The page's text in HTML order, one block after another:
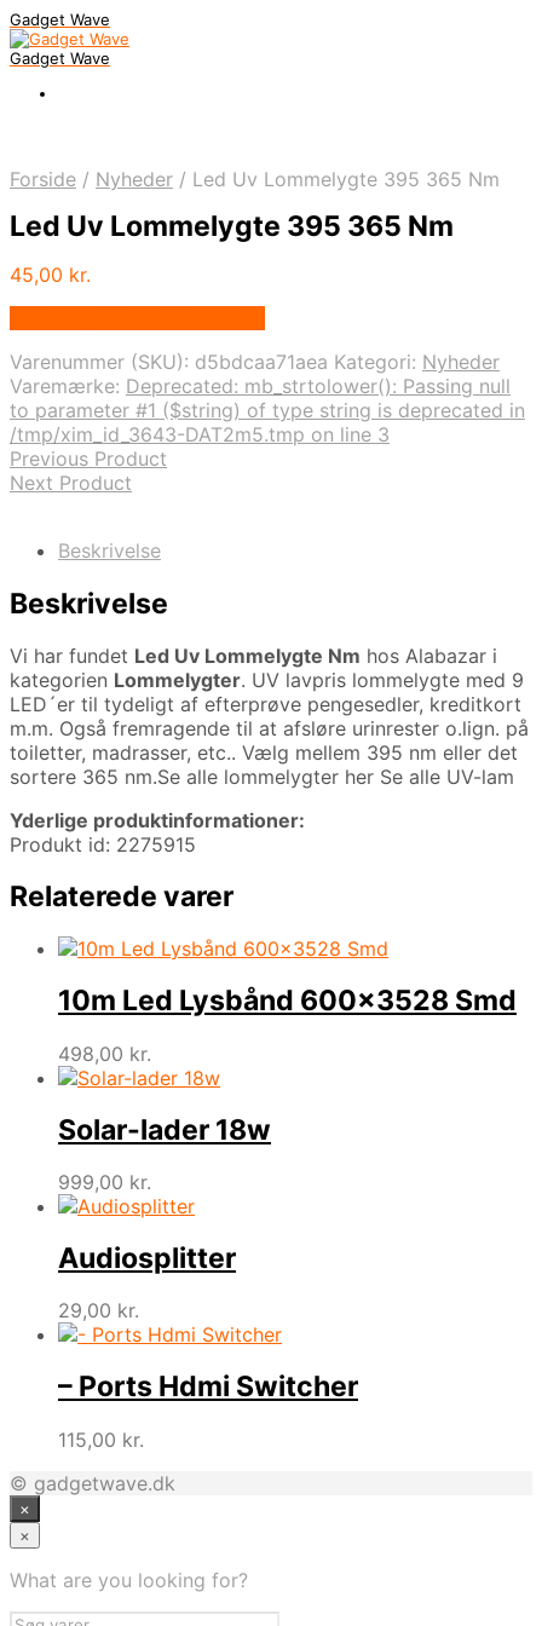
Gadget Wave
Gadget Wave
Forside / Nyheder / Led Uv Lommelygte 395 365 Nm
Led Uv Lommelygte 395 365 Nm
45,00 kr.
Varenummer (SKU): d5bdcaa71aea Kategori: Nyheder
Varemærke: Deprecated: mb_strtolower(): Passing null
to parameter #1 ($string) of type string is deprecated in
/tmp/xim_id_3643-DAT2m5.tmp on line 3
Previous Product
Next Product
Beskrivelse
Beskrivelse
Vi har fundet Led Uv Lommelygte Nm hos Alabazar i
kategorien Lommelygter. UV lavpris lommelygte med 9
LED´er til tydeligt af efterprøve pengesedler, kreditkort
m.m. Også fremragende til at afsløre urinrester o.lign. på
toiletter, madrasser, etc.. Vælg mellem 395 nm eller det
sortere 365 nm.Se alle lommelygter her Se alle UV-lam
Yderlige produktinformationer:
Produkt id: 2275915
Relaterede varer
10m Led Lysbånd 600×3528 Smd
498,00 kr.
Solar-lader 18w
999,00 kr.
Audiosplitter
29,00 kr.
– Ports Hdmi Switcher
115,00 kr.
© gadgetwave.dk
×
×
What are you looking for?